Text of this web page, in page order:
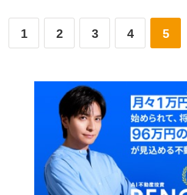
1 2 3 4 5